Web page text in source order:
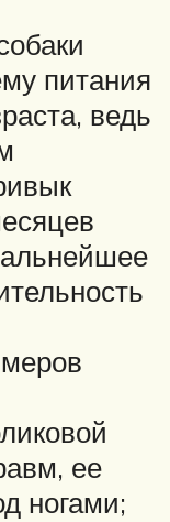
питания
ведь
ее
ногами;